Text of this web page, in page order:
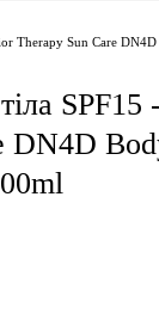
Therapy Sun Care
DN4D